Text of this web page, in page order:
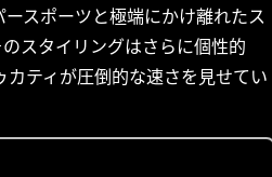
スポーツと極端にかけ離れたス
スタイリングはさらに個性的
ティが圧倒的な速さを見せてい